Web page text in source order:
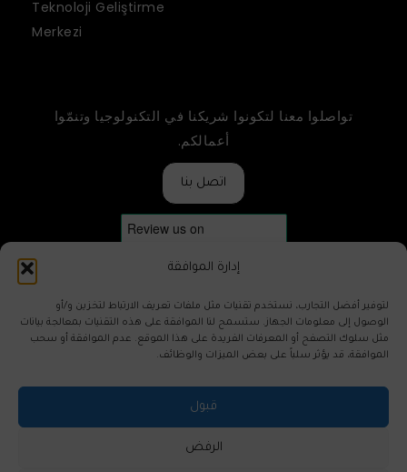
إدارة الموافقة
لتوفير أفضل التجارب، نستخدم تقنيات مثل ملفات تعريف الارتباط لتخزين و/أو
الوصول إلى معلومات الجهاز. ستسمح لنا الموافقة على هذه التقنيات بمعالجة بيانات
مثل سلوك التصفح أو المعرفات الفريدة على هذا الموقع. عدم الموافقة أو سحب
الموافقة، قد يؤثر سلباً على بعض الميزات والوظائف.
قبول
الرفض
Teknoloji Geliştirme
Merkezi
تواصلوا معنا لتكونوا شريكنا في التكنولوجيا وتنمّوا
أعمالكم.
اتصل بنا
سياسة الخصوصية